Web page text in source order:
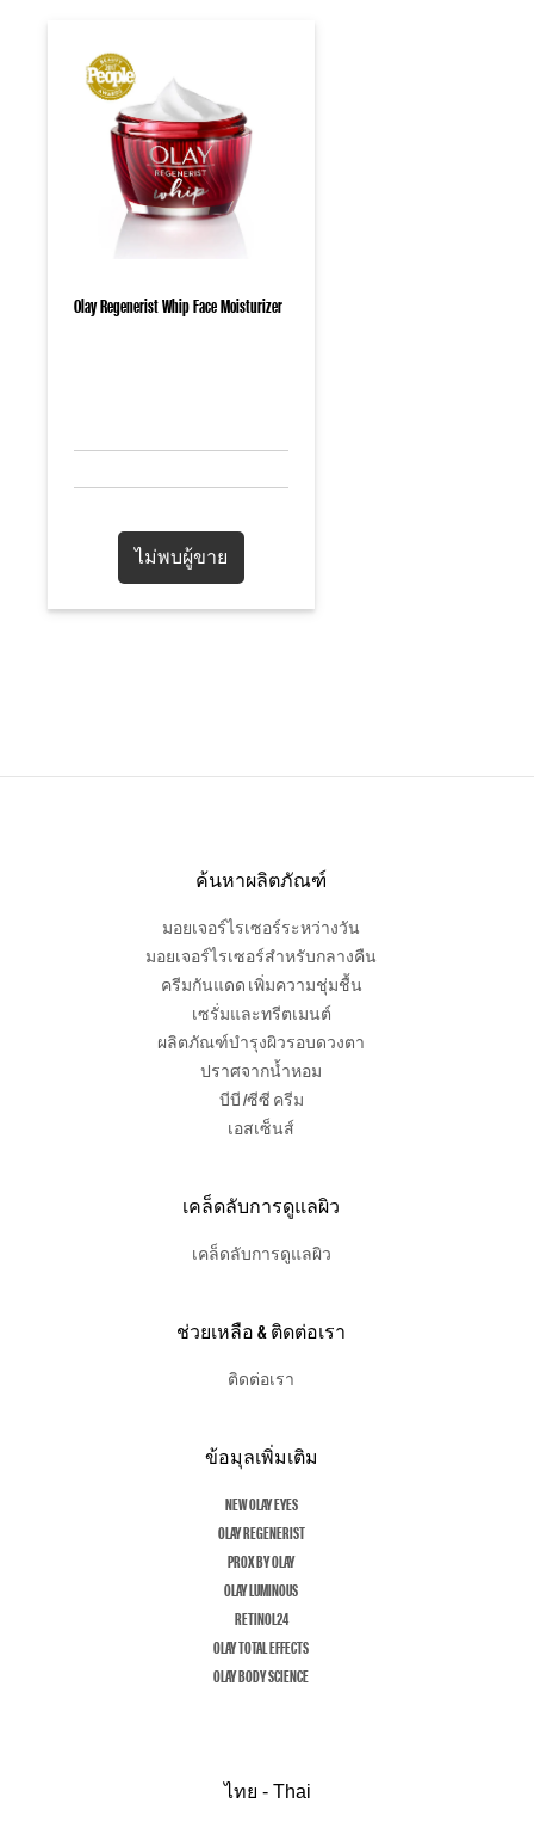
Olay Regenerist Whip Face Moisturizer
ไม่พบผู้ขาย
ค้นหาผลิตภัณฑ์
มอยเจอร์ไรเซอร์ระหว่างวัน
มอยเจอร์ไรเซอร์สำหรับกลางคืน
ครีมกันแดด เพิ่มความชุ่มชื้น
เซรั่มและทรีตเมนต์
ผลิตภัณฑ์บำรุงผิวรอบดวงตา
ปราศจากน้ำหอม
บีบี /ซีซี ครีม
เอสเซ็นส์
เคล็ดลับการดูแลผิว
เคล็ดลับการดูแลผิว
ช่วยเหลือ & ติดต่อเรา
ติดต่อเรา
ข้อมุลเพิ่มเติม
NEW OLAY EYES
OLAY REGENERIST
PROX BY OLAY
OLAY LUMINOUS
RETINOL24
OLAY TOTAL EFFECTS
OLAY BODY SCIENCE
ไทย - Thai